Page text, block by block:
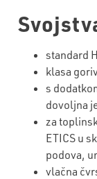
standard
klasa
s
dovoljna
za
ETICS u
podova,
vlačna